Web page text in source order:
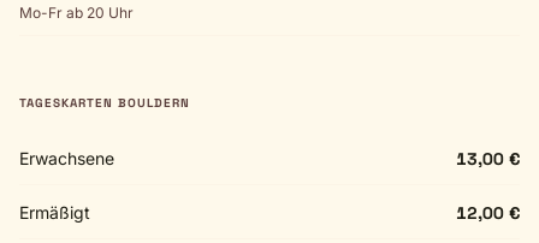
Mo-Fr ab 20 Uhr
TAGESKARTEN BOULDERN
Erwachsene 13,00 €
Ermäßigt 12,00 €